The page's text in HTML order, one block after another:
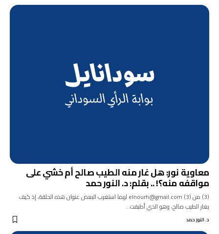
معاوية نور: هل غار منه الطيب صالح أم خشي على
مواقفه منه؟! .. بقلم: د. النور حمد
(3) من (3) elnourh@gmail.com لربما استغرب البعض عنوان هذه الحلقة، إذ كيف
يغار الطيب صالح، وهو الذي أطبقت…
د. النور حمد